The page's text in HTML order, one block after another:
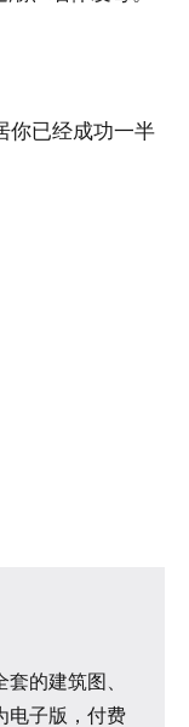
你已经成功一半
的建筑图、
电子版，付费